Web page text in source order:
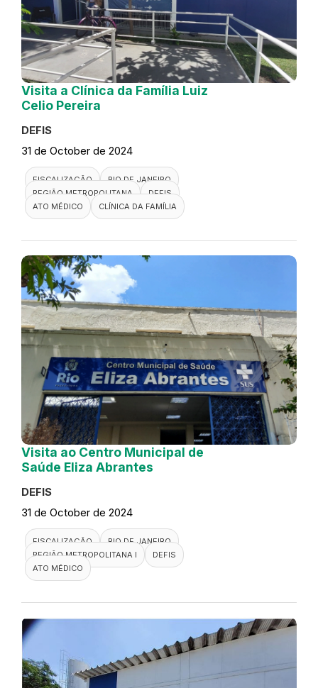
Visita a Clínica da Família Luiz
Celio Pereira
DEFIS
31 de October de 2024
FISCALIZAÇÃO
RIO DE JANEIRO
REGIÃO METROPOLITANA
DEFIS
ATO MÉDICO
CLÍNICA DA FAMÍLIA
Visita ao Centro Municipal de
Saúde Eliza Abrantes
DEFIS
31 de October de 2024
FISCALIZAÇÃO
RIO DE JANEIRO
REGIÃO METROPOLITANA I
DEFIS
ATO MÉDICO